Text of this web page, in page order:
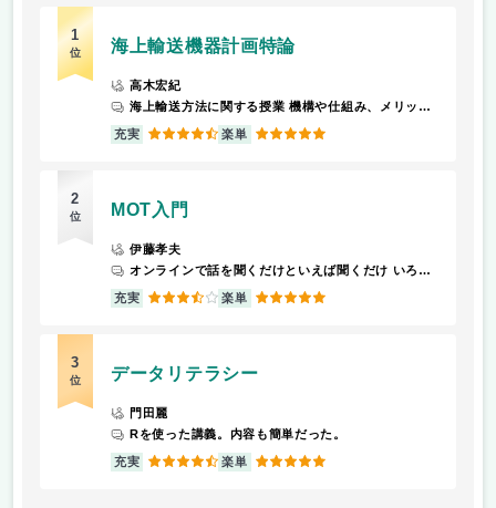
1
位 海上輸送機器計画特論
高木宏紀
海上輸送方法に関する授業 機構や仕組み、メリットを学ぶ
充実 4.5 楽単 5
2
位 MOT入門
伊藤孝夫
オンラインで話を聞くだけといえば聞くだけ いろんな人の考えを聞きたい人には面白いと思う
充実 3.5 楽単 5
3
位 データリテラシー
門田麗
Rを使った講義。内容も簡単だった。
充実 4.5 楽単 5